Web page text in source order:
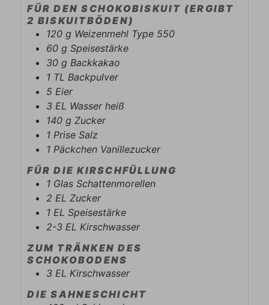
FÜR DEN SCHOKOBISKUIT (ERGIBT
2 BISKUITBÖDEN)
120 g Weizenmehl Type 550
60 g Speisestärke
30 g Backkakao
1 TL Backpulver
5 Eier
3 EL Wasser heiß
140 g Zucker
1 Prise Salz
1 Päckchen Vanillezucker
FÜR DIE KIRSCHFÜLLUNG
1 Glas Schattenmorellen
2 EL Zucker
1 EL Speisestärke
2-3 EL Kirschwasser
ZUM TRÄNKEN DES
SCHOKOBODENS
3 EL Kirschwasser
DIE SAHNESCHICHT